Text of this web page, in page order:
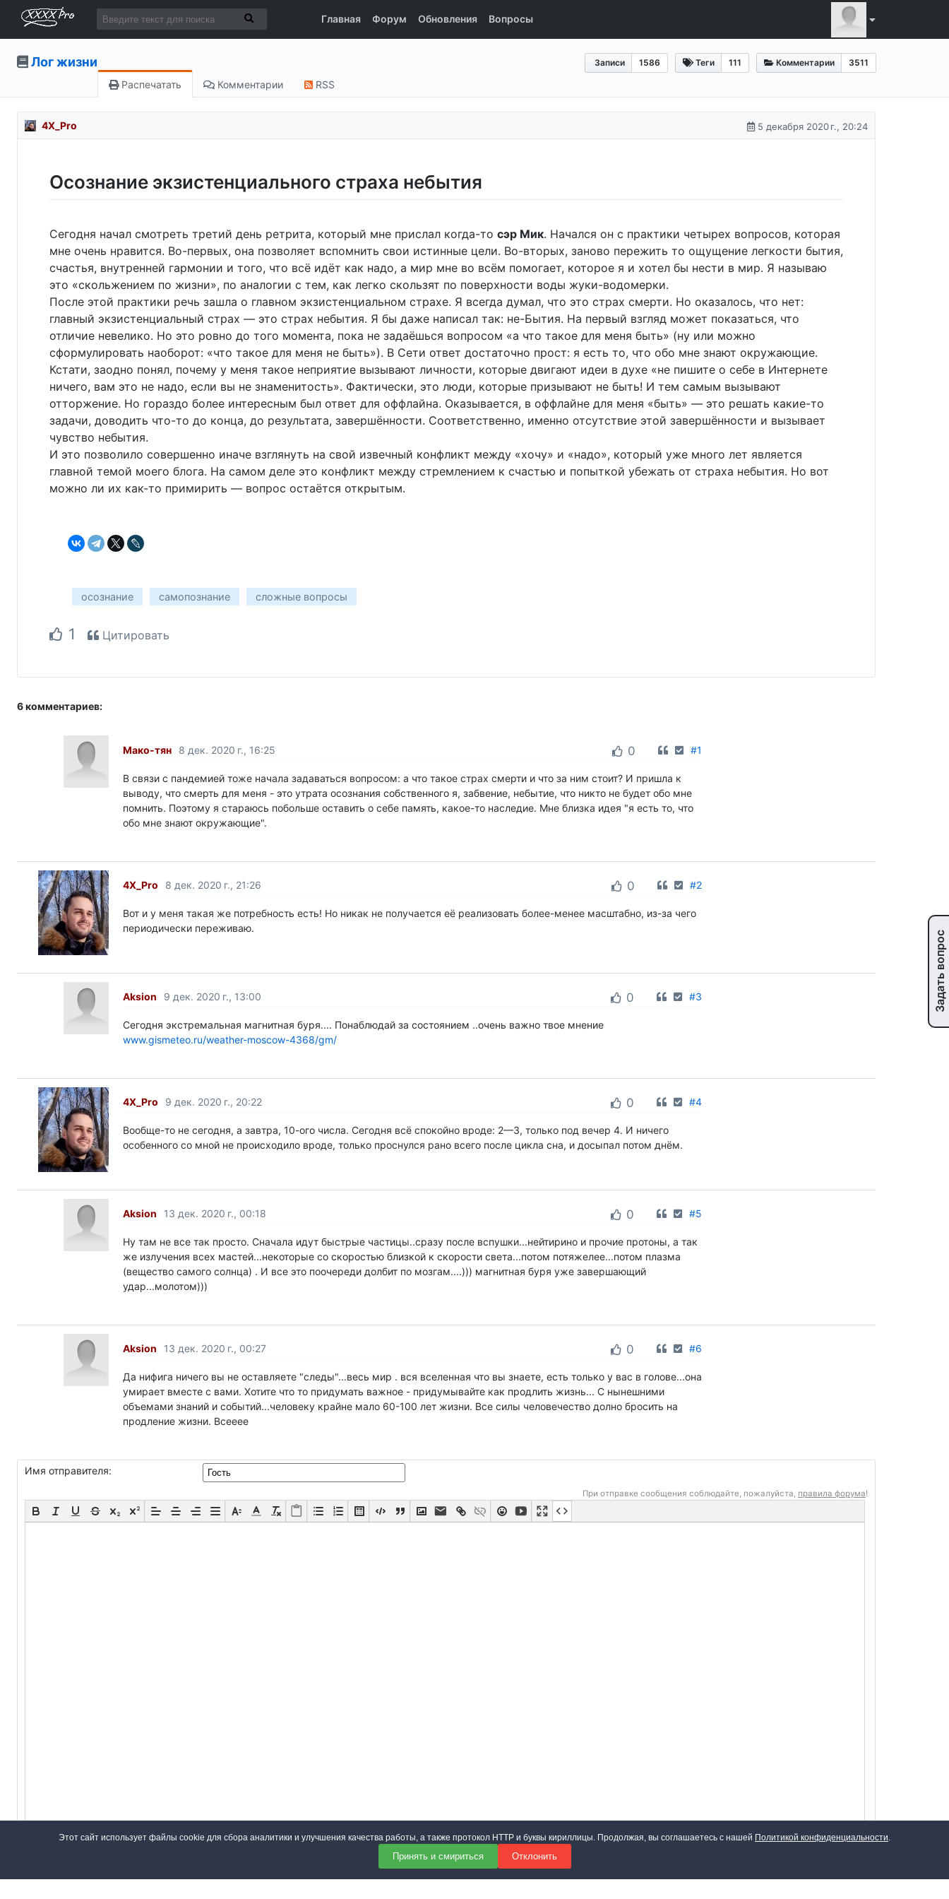
Главная Форум Обновления Вопросы
Записи 1586 Теги 111 Комментарии 3511
Лог жизни
Распечатать Комментарии RSS
4X_Pro 5 декабря 2020 г., 20:24
Осознание экзистенциального страха небытия
Сегодня начал смотреть третий день ретрита, который мне прислал когда-то сэр Мик. Начался он с практики четырех вопросов, которая
мне очень нравится. Во-первых, она позволяет вспомнить свои истинные цели. Во-вторых, заново пережить то ощущение легкости бытия,
счастья, внутренней гармонии и того, что всё идёт как надо, а мир мне во всём помогает, которое я и хотел бы нести в мир. Я называю
это «скольжением по жизни», по аналогии с тем, как легко скользят по поверхности воды жуки-водомерки.
После этой практики речь зашла о главном экзистенциальном страхе. Я всегда думал, что это страх смерти. Но оказалось, что нет:
главный экзистенциальный страх — это страх небытия. Я бы даже написал так: не-Бытия. На первый взгляд может показаться, что
отличие невелико. Но это ровно до того момента, пока не задаёшься вопросом «а что такое для меня быть» (ну или можно
сформулировать наоборот: «что такое для меня не быть»). В Сети ответ достаточно прост: я есть то, что обо мне знают окружающие.
Кстати, заодно понял, почему у меня такое неприятие вызывают личности, которые двигают идеи в духе «не пишите о себе в Интернете
ничего, вам это не надо, если вы не знаменитость». Фактически, это люди, которые призывают не быть! И тем самым вызывают
отторжение. Но гораздо более интересным был ответ для оффлайна. Оказывается, в оффлайне для меня «быть» — это решать какие-то
задачи, доводить что-то до конца, до результата, завершённости. Соответственно, именно отсутствие этой завершённости и вызывает
чувство небытия.
И это позволило совершенно иначе взглянуть на свой извечный конфликт между «хочу» и «надо», который уже много лет является
главной темой моего блога. На самом деле это конфликт между стремлением к счастью и попыткой убежать от страха небытия. Но вот
можно ли их как-то примирить — вопрос остаётся открытым.
осознание самопознание сложные вопросы
1 Цитировать
6 комментариев:
Мако-тян 8 дек. 2020 г., 16:25 0 #1
В связи с пандемией тоже начала задаваться вопросом: а что такое страх смерти и что за ним стоит? И пришла к
выводу, что смерть для меня - это утрата осознания собственного я, забвение, небытие, что никто не будет обо мне
помнить. Поэтому я стараюсь побольше оставить о себе память, какое-то наследие. Мне близка идея "я есть то, что
обо мне знают окружающие".
4X_Pro 8 дек. 2020 г., 21:26 0 #2
Вот и у меня такая же потребность есть! Но никак не получается её реализовать более-менее масштабно, из-за чего
периодически переживаю.
Aksion 9 дек. 2020 г., 13:00 0 #3
Сегодня экстремальная магнитная буря.... Понаблюдай за состоянием ..очень важно твое мнение
www.gismeteo.ru/weather-moscow-4368/gm/
4X_Pro 9 дек. 2020 г., 20:22 0 #4
Вообще-то не сегодня, а завтра, 10-ого числа. Сегодня всё спокойно вроде: 2—3, только под вечер 4. И ничего
особенного со мной не происходило вроде, только проснулся рано всего после цикла сна, и досыпал потом днём.
Aksion 13 дек. 2020 г., 00:18 0 #5
Ну там не все так просто. Сначала идут быстрые частицы..сразу после вспушки...нейтирино и прочие протоны, а так
же излучения всех мастей...некоторые со скоростью близкой к скорости света...потом потяжелее...потом плазма
(вещество самого солнца) . И все это поочереди долбит по мозгам....))) магнитная буря уже завершающий
удар...молотом)))
Aksion 13 дек. 2020 г., 00:27 0 #6
Да нифига ничего вы не оставляете "следы"...весь мир . вся вселенная что вы знаете, есть только у вас в голове...она
умирает вместе с вами. Хотите что то придумать важное - придумывайте как продлить жизнь... С нынешними
объемами знаний и событий...человеку крайне мало 60-100 лет жизни. Все силы человечество долно бросить на
продление жизни. Всееее
Имя отправителя:
При отправке сообщения соблюдайте, пожалуйста, правила форума!
Этот сайт использует файлы cookie для сбора аналитики и улучшения качества работы, а также протокол HTTP и буквы кириллицы. Продолжая, вы соглашаетесь с нашей Политикой конфиденциальности.
Принять и смириться Отклонить
Задать вопрос